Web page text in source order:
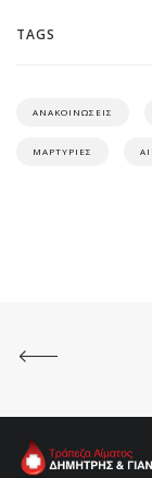
TAGS
ΑΝΑΚΟΙΝΩΣΕΙΣ
ΜΑΡΤΥΡΙΕΣ